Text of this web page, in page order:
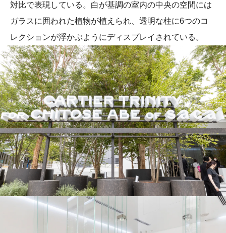
対比で表現している。白が基調の室内の中央の空間には
ガラスに囲われた植物が植えられ、透明な柱に6つのコ
レクションが浮かぶようにディスプレイされている。